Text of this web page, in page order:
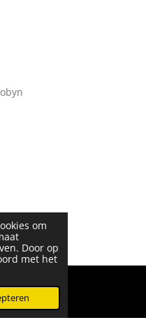
om
Door op
met het